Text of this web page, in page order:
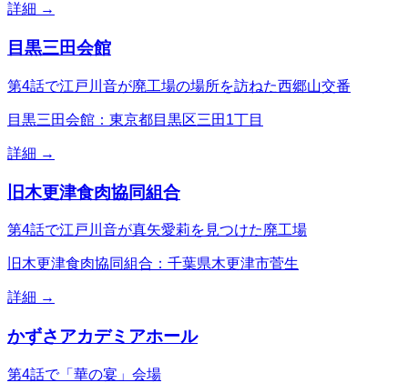
詳細 →
目黒三田会館
第4話で江戸川音が廃工場の場所を訪ねた西郷山交番
目黒三田会館：東京都目黒区三田1丁目
詳細 →
旧木更津食肉協同組合
第4話で江戸川音が真矢愛莉を見つけた廃工場
旧木更津食肉協同組合：千葉県木更津市菅生
詳細 →
かずさアカデミアホール
第4話で「華の宴」会場